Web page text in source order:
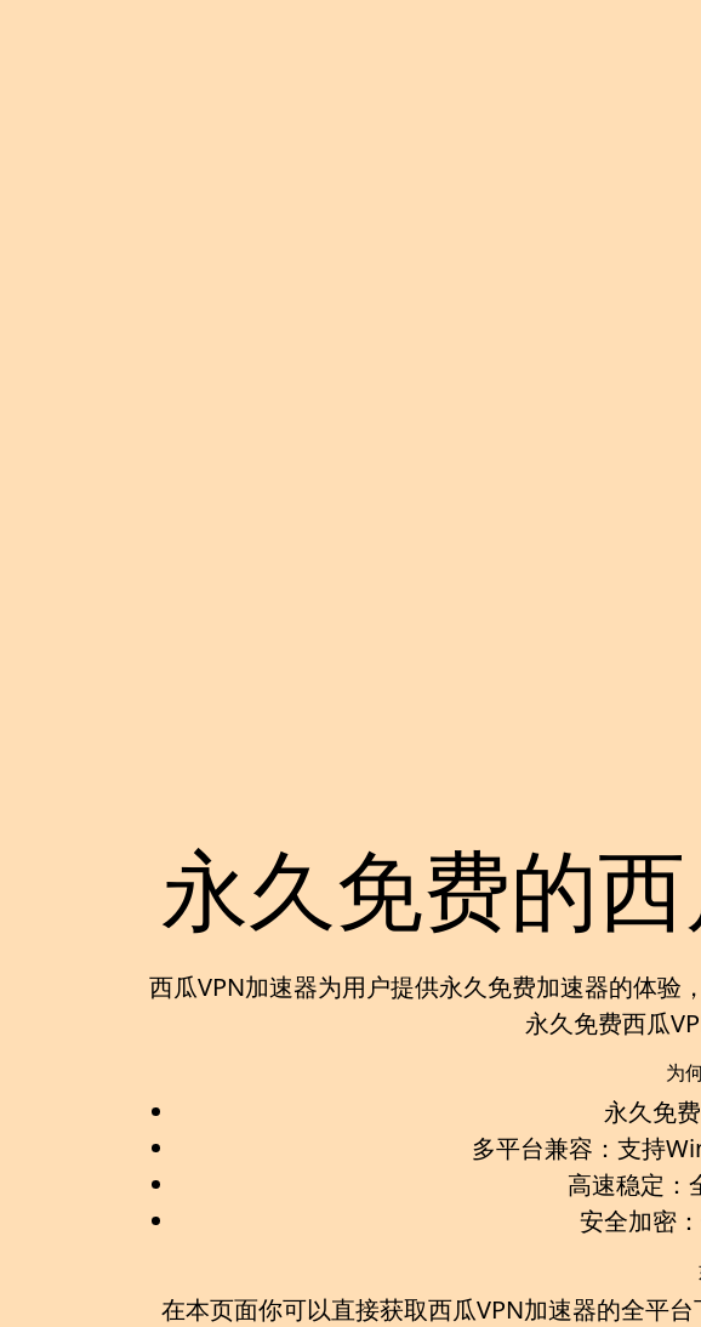
永久免费的西
西瓜VPN加速器为用户提供永久免费加速器的体验
永久免费西瓜
为
永久免费
多平台兼容： 支持
高速稳定：
安全加密：
在本页面你可以直接获取西瓜VPN加速器的全平